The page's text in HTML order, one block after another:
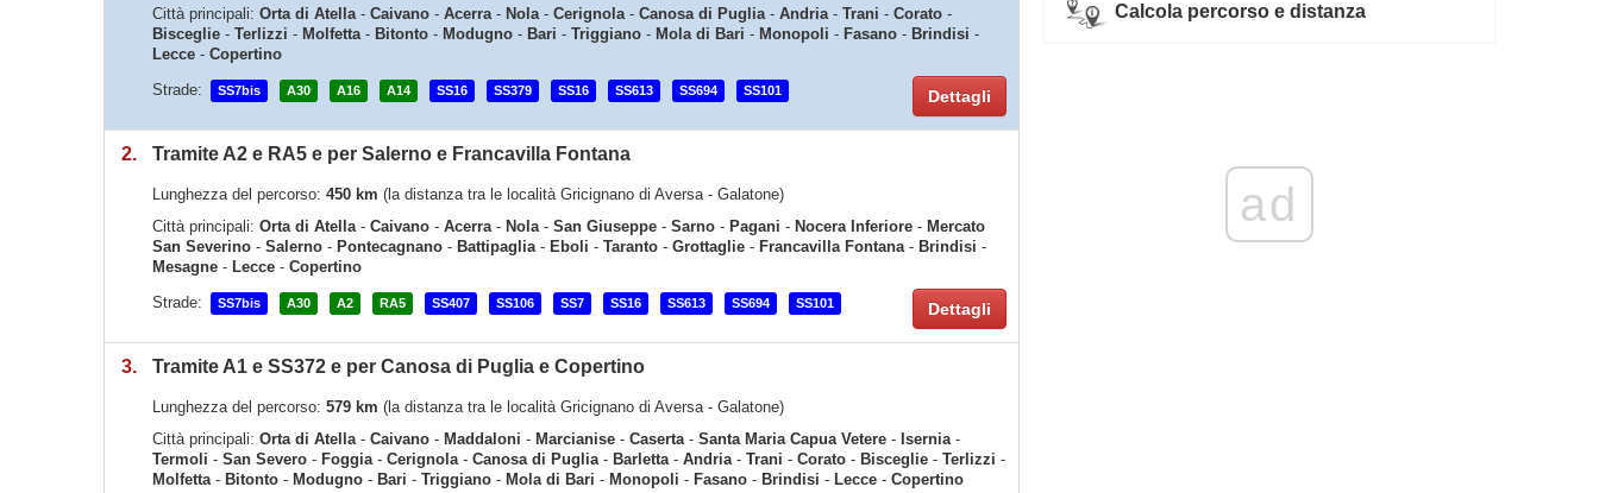
Città principali: Orta di Atella- Caivano - Acerra- Nola- Cerignola- Canosa di Puglia- Andria- Trani - Corato -
Bisceglie - Terlizzi - Molfetta- Bitonto - Modugno - Bari - Triggiano - Mola di Bari - Monopoli - Fasano - Brindisi -
Lecce - Copertino
Strade:
SS7bis A30 A16 A14 SS16 SS379 SS16 SS613 SS694 SS101 Dettagli
2. Tramite A2 e RA5 e per Salerno e Francavilla Fontana
Lunghezza del percorso: 450 km (la distanza tra le località Gricignano di Aversa - Galatone)
Città principali: Orta di Atella- Caivano - Acerra- Nola- San Giuseppe - Sarno - Pagani - Nocera Inferiore - Mercato
San Severino - Salerno - Pontecagnano - Battipaglia- Eboli - Taranto - Grottaglie - Francavilla Fontana- Brindisi -
Mesagne - Lecce - Copertino
Strade:
SS7bis A30 A2 RA5 SS407 SS106 SS7 SS16 SS613 SS694 SS101 Dettagli
3. Tramite A1 e SS372 e per Canosa di Puglia e Copertino
Lunghezza del percorso: 579 km (la distanza tra le località Gricignano di Aversa - Galatone)
Città principali: Orta di Atella- Caivano - Maddaloni - Marcianise - Caserta- Santa Maria Capua Vetere - Isernia-
Termoli - San Severo - Foggia- Cerignola- Canosa di Puglia- Barletta- Andria- Trani - Corato - Bisceglie - Terlizzi -
Molfetta- Bitonto - Modugno - Bari - Triggiano - Mola di Bari - Monopoli - Fasano - Brindisi - Lecce - Copertino
Calcola percorso e distanza
ad